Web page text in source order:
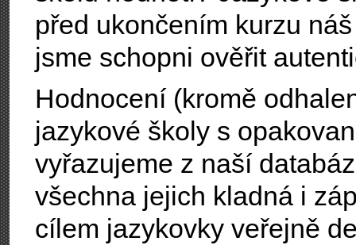
před ukončením kurzu
jsme schopni ověřit
Hodnocení (kromě
jazykové školy s
vyřazujeme z naší
všechna jejich kladná i
cílem jazykovky veřejně